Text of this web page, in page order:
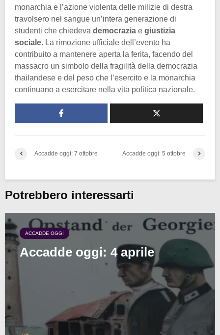
monarchia e l’azione violenta delle milizie di destra
travolsero nel sangue un’intera generazione di
studenti che chiedeva democrazia e giustizia
sociale. La rimozione ufficiale dell’evento ha
contribuito a mantenere aperta la ferita, facendo del
massacro un simbolo della fragilità della democrazia
thailandese e del peso che l’esercito e la monarchia
continuano a esercitare nella vita politica nazionale.
Accadde oggi: 7 ottobre Accadde oggi: 5 ottobre
Potrebbero interessarti
ACCADDE OGGI
Accadde oggi: 4 aprile